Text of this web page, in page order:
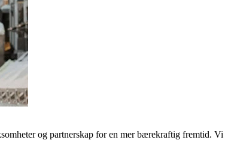
og partnerskap for en mer bærekraftig fremtid.